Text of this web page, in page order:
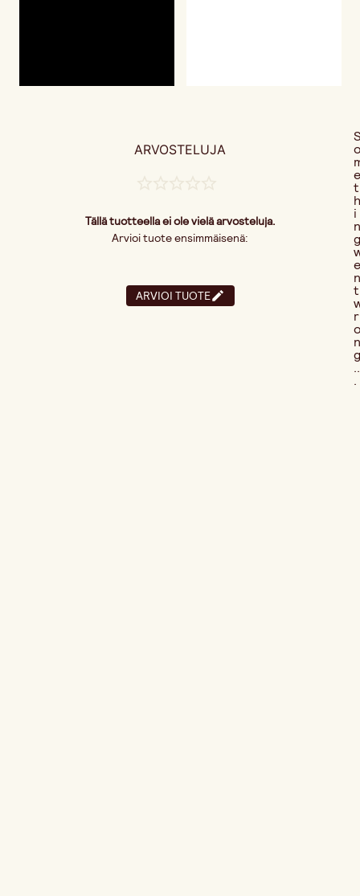
ARVOSTELUJA
Tällä tuotteella ei ole vielä arvosteluja.
Arvioi tuote ensimmäisenä:
ARVIOI TUOTE
e
t
h
i
n
g
e
n
t
r
n
g
..
.